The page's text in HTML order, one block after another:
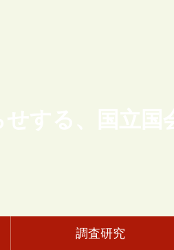
する、国立
調査研究